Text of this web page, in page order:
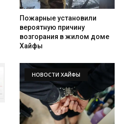
Пожарные установили
вероятную причину
возгорания в жилом доме
Хайфы
НОВОСТИ ХАЙФЫ